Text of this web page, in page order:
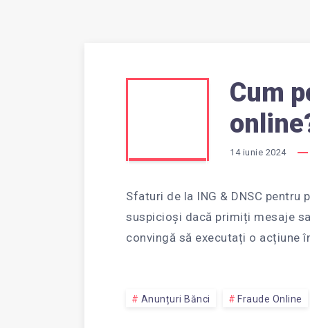
CUM
POT
SA
EVIT
Cum
14 iunie 2024
Sfaturi de la ING & DNSC
suspicioși dacă primiți mesaje
convingă să executați o acțiune
Anunțuri Bănci Fraude Online